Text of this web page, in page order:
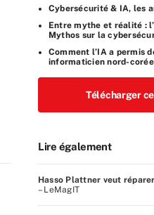
Cybersécurité & IA, les
Entre mythe et réalité :
Mythos sur la
Comment l’IA a permis
informaticien nord-
Télécharger
Lire également
Hasso Plattner veut
– LeMagIT